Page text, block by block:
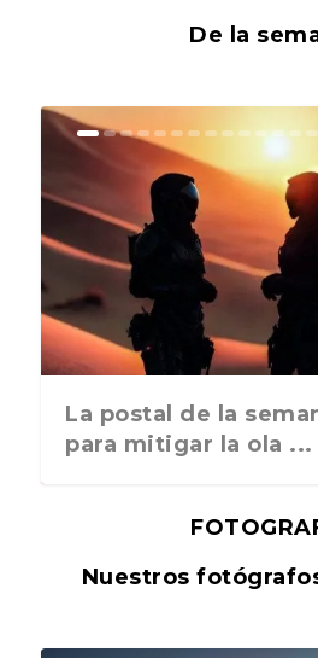
De la
La postal de la
para mitigar la ola ...
Nuestros